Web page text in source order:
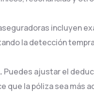
incluyen
la detección
Puedes ajustar el
que la póliza sea más